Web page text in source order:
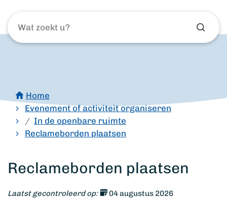
zoekt
u?
Home
Evenement of activiteit organiseren
In de openbare ruimte
Reclameborden plaatsen
Reclameborden plaatsen
Laatst gecontroleerd op:
04 augustus 2026